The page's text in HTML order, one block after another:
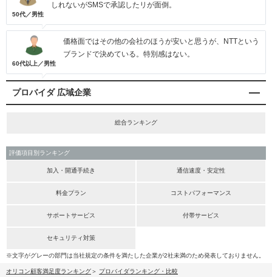
50代／男性
しれないがSMSで承認したリが面倒。
60代以上／男性
価格面ではその他の会社のほうが安いと思うが、NTTという
ブランドで決めている。特別感はない。
プロバイダ 広域企業
総合ランキング
評価項目別ランキング
加入・開通手続き 通信速度・安定性
料金プラン コストパフォーマンス
サポートサービス 付帯サービス
セキュリティ対策
※文字がグレーの部門は当社規定の条件を満たした企業が2社未満のため発表しておりません。
オリコン顧客満足度ランキング
プロバイダランキング・比較